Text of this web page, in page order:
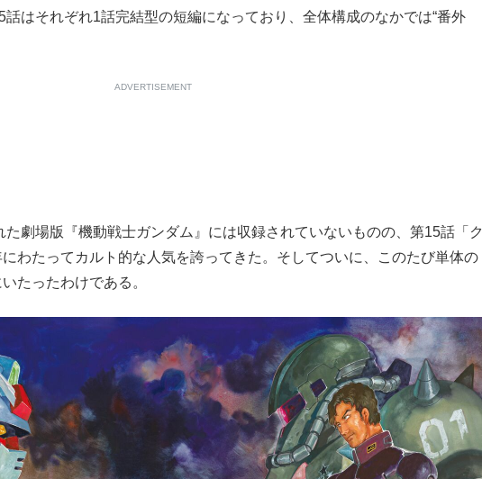
はそれぞれ1話完結型の短編になっており、全体構成のなかでは“番外
ADVERTISEMENT
劇場版『機動戦士ガンダム』には収録されていないものの、第15話「ク
わたってカルト的な人気を誇ってきた。そしてついに、このたび単体の
たったわけである。